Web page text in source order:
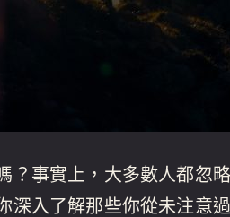
？事實上，大多數人都忽
入了解那些你從未注意